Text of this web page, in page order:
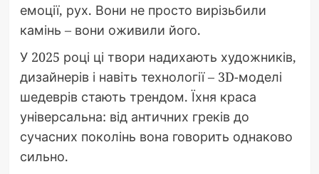
емоції, рух. Вони не просто вирізьбили
камінь – вони оживили його.
У 2025 році ці твори надихають художників,
дизайнерів і навіть технології – 3D-моделі
шедеврів стають трендом. Їхня краса
універсальна: від античних греків до
сучасних поколінь вона говорить однаково
сильно.